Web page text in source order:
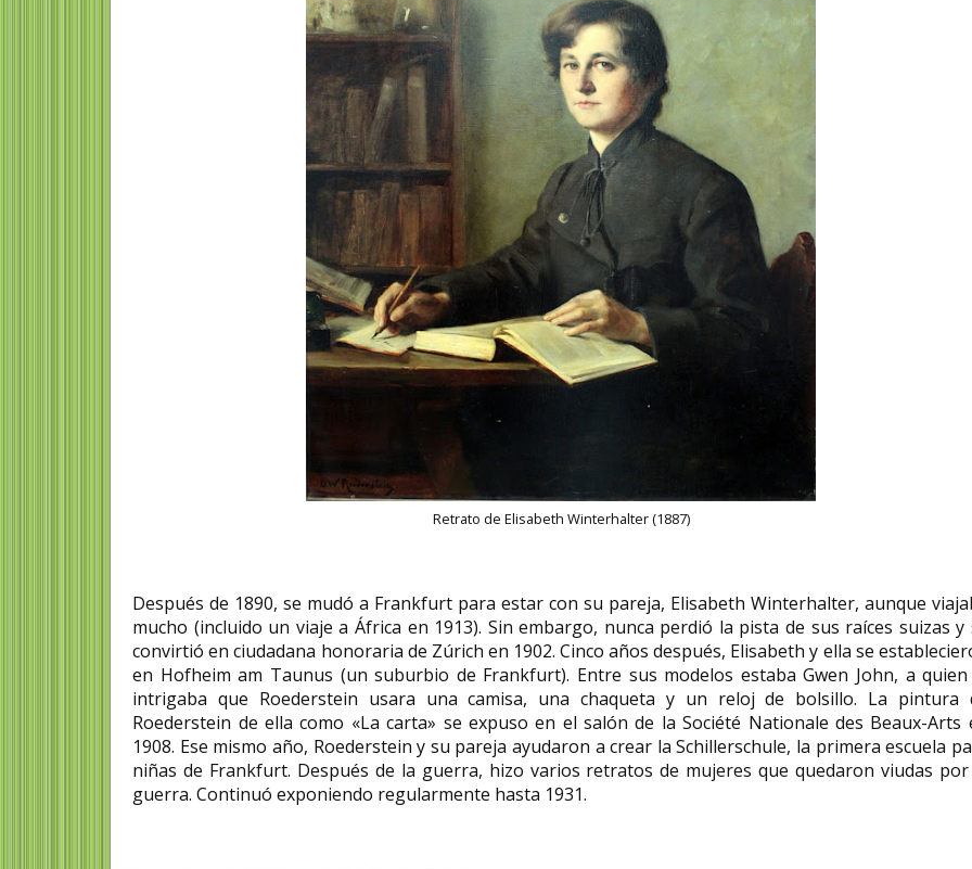
Retrato de Elisabeth Winterhalter (1887)
Después de 1890, se mudó a Frankfurt para estar con su pareja, Elisabeth Winterhalter, aunque
mucho (incluido un viaje a África en 1913). Sin embargo, nunca perdió la pista de sus raíces suizas y
convirtió en ciudadana honoraria de Zúrich en 1902. Cinco años después, Elisabeth y ella se
en Hofheim am Taunus (un suburbio de Frankfurt). Entre sus modelos estaba Gwen John, a
intrigaba que Roederstein usara una camisa, una chaqueta y un reloj de bolsillo. La pintura
Roederstein de ella como «La carta» se expuso en el salón de la Société Nationale des Beaux-Arts
1908. Ese mismo año, Roederstein y su pareja ayudaron a crear la Schillerschule, la primera escuela
niñas de Frankfurt. Después de la guerra, hizo varios retratos de mujeres que quedaron viudas
guerra.​ Continuó exponiendo regularmente hasta 1931.